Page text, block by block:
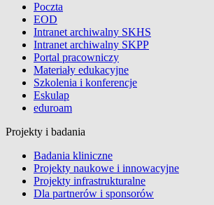
Poczta
EOD
Intranet archiwalny SKHS
Intranet archiwalny SKPP
Portal pracowniczy
Materiały edukacyjne
Szkolenia i konferencje
Eskulap
eduroam
Projekty i badania
Badania kliniczne
Projekty naukowe i innowacyjne
Projekty infrastrukturalne
Dla partnerów i sponsorów